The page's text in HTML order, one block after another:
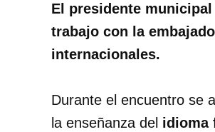
El presidente
trabajo con la
internacionales.
Durante el encuentro se
la enseñanza del idioma